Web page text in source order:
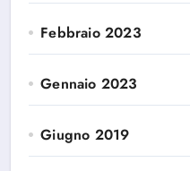
Febbraio 2023
Gennaio 2023
Giugno 2019